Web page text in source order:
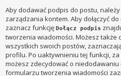
Aby dodawać podpis do postu,
zarządzania kontem. Aby dołączyć
zaznacz funkcjęDołącz podpis
tworzenia wiadomości. Możesz także
wszystkich swoich postów,
profilu. Po uaktywnieniu tej funkcji,
możesz zdecydować o
formularzu tworzenia wiadomości